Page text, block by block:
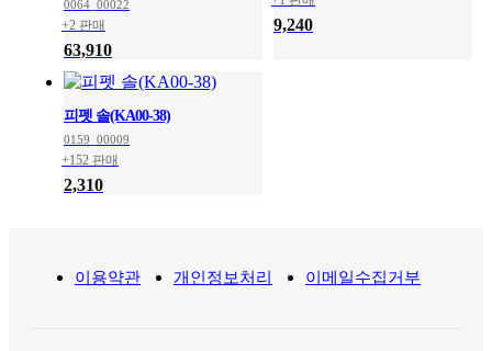
0064_00022
+2 판매
63,910
9,240
피펫 솔(KA00-38)
0159_00009
+152 판매
2,310
이용약관 개인정보처리 이메일수집거부